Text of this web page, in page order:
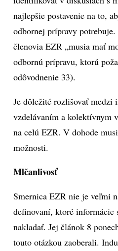
najlepšie postavenie na to,
odbornej prípravy
členovia EZR „musia mať
odbornú prípravu, ktorú
odôvodnenie 33).
Je dôležité rozlišovať medzi
vzdelávaním a kolektívnym
na celú EZR. V dohode
možnosti.
Mlčanlivosť
Smernica EZR nie je veľmi
definovaní, ktoré informácie
nakladať. Jej článok 8
touto otázkou zaoberali.